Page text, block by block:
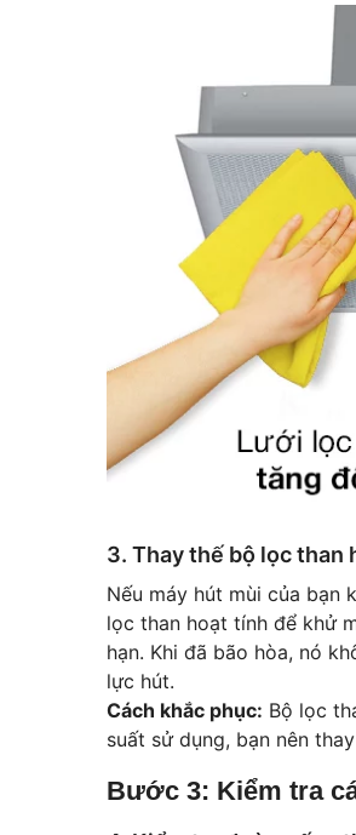
3. Thay thế bộ lọc
Nếu máy hút mùi của bạn
lọc than hoạt tính để khử
hạn. Khi đã bão hòa, nó
lực hút.
Cách khắc phục: Bộ lọc
suất sử dụng, bạn nên
Bước 3: Kiểm tra